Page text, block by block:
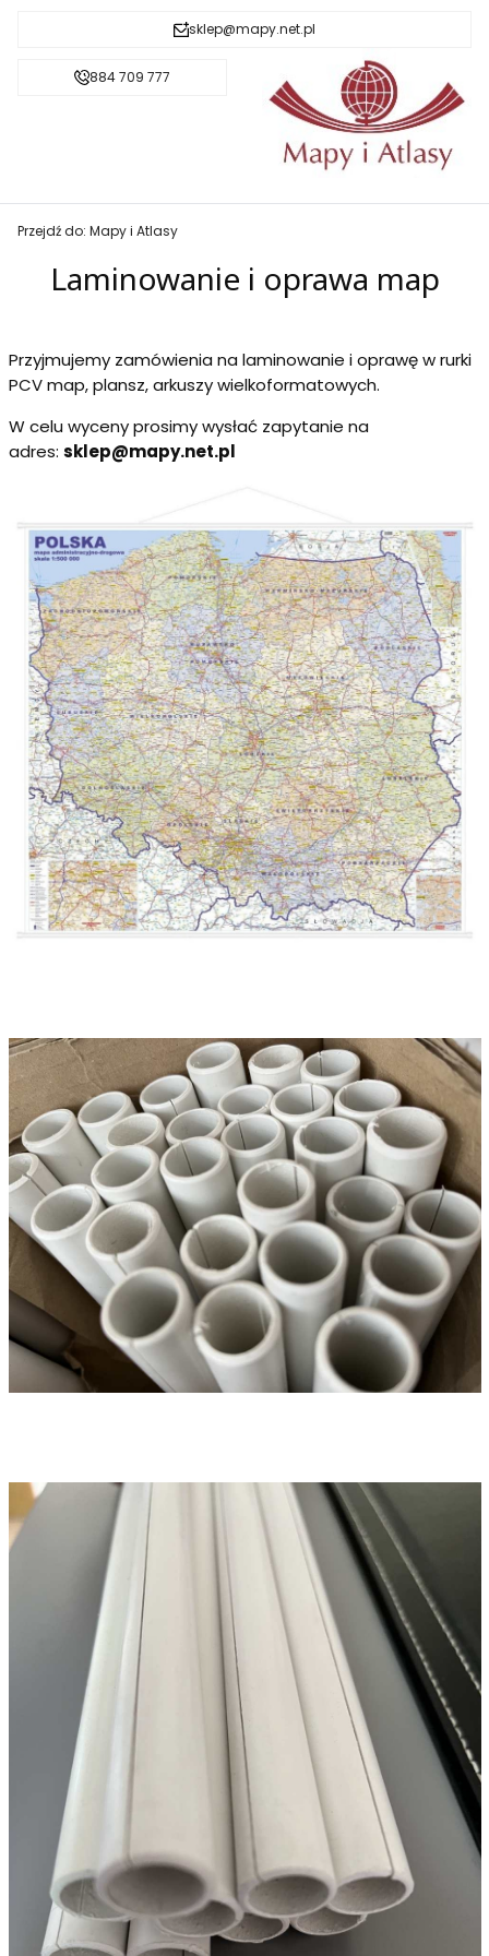
sklep@mapy.net.pl
884 709 777
Przejdź do: Mapy i Atlasy
Laminowanie i oprawa map
Przyjmujemy zamówienia na laminowanie i oprawę w rurki
PCV map, plansz, arkuszy wielkoformatowych.
W celu wyceny prosimy wysłać zapytanie na
adres: sklep@mapy.net.pl